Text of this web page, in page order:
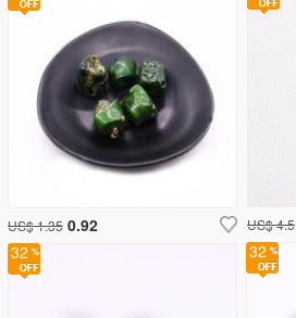
US$ 4.5
US$ 1.35 0.92
32 32